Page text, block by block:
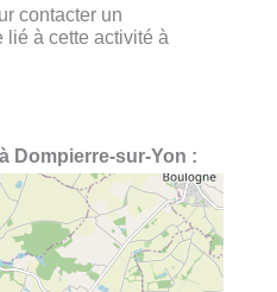
contacter un
lié à cette activité à
Dompierre-sur-Yon :